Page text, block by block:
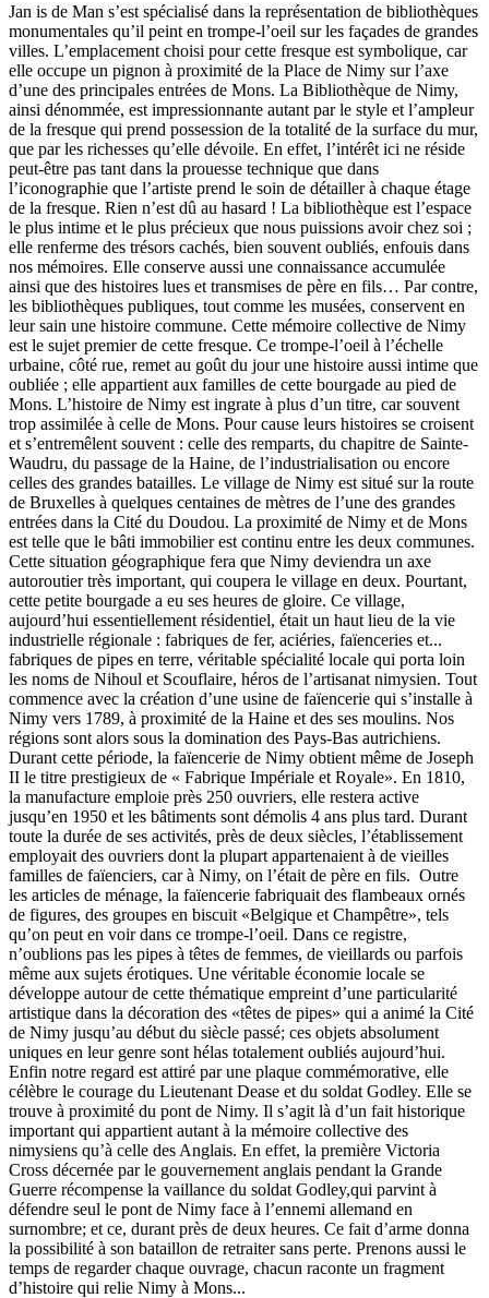
Jan is de Man s’est spécialisé dans la représentation de bibliothèques
monumentales qu’il peint en trompe-l’oeil sur les façades de grandes
villes. L’emplacement choisi pour cette fresque est symbolique, car
elle occupe un pignon à proximité de la Place de Nimy sur l’axe
d’une des principales entrées de Mons. La Bibliothèque de Nimy,
ainsi dénommée, est impressionnante autant par le style et l’ampleur
de la fresque qui prend possession de la totalité de la surface du mur,
que par les richesses qu’elle dévoile. En effet, l’intérêt ici ne réside
peut-être pas tant dans la prouesse technique que dans
l’iconographie que l’artiste prend le soin de détailler à chaque étage
de la fresque. Rien n’est dû au hasard ! La bibliothèque est l’espace
le plus intime et le plus précieux que nous puissions avoir chez soi ;
elle renferme des trésors cachés, bien souvent oubliés, enfouis dans
nos mémoires. Elle conserve aussi une connaissance accumulée
ainsi que des histoires lues et transmises de père en fils… Par contre,
les bibliothèques publiques, tout comme les musées, conservent en
leur sain une histoire commune. Cette mémoire collective de Nimy
est le sujet premier de cette fresque. Ce trompe-l’oeil à l’échelle
urbaine, côté rue, remet au goût du jour une histoire aussi intime que
oubliée ; elle appartient aux familles de cette bourgade au pied de
Mons. L’histoire de Nimy est ingrate à plus d’un titre, car souvent
trop assimilée à celle de Mons. Pour cause leurs histoires se croisent
et s’entremêlent souvent : celle des remparts, du chapitre de Sainte-
Waudru, du passage de la Haine, de l’industrialisation ou encore
celles des grandes batailles. Le village de Nimy est situé sur la route
de Bruxelles à quelques centaines de mètres de l’une des grandes
entrées dans la Cité du Doudou. La proximité de Nimy et de Mons
est telle que le bâti immobilier est continu entre les deux communes.
Cette situation géographique fera que Nimy deviendra un axe
autoroutier très important, qui coupera le village en deux. Pourtant,
cette petite bourgade a eu ses heures de gloire. Ce village,
aujourd’hui essentiellement résidentiel, était un haut lieu de la vie
industrielle régionale : fabriques de fer, aciéries, faïenceries et...
fabriques de pipes en terre, véritable spécialité locale qui porta loin
les noms de Nihoul et Scouflaire, héros de l’artisanat nimysien. Tout
commence avec la création d’une usine de faïencerie qui s’installe à
Nimy vers 1789, à proximité de la Haine et des ses moulins. Nos
régions sont alors sous la domination des Pays-Bas autrichiens.
Durant cette période, la faïencerie de Nimy obtient même de Joseph
II le titre prestigieux de « Fabrique Impériale et Royale». En 1810,
la manufacture emploie près 250 ouvriers, elle restera active
jusqu’en 1950 et les bâtiments sont démolis 4 ans plus tard. Durant
toute la durée de ses activités, près de deux siècles, l’établissement
employait des ouvriers dont la plupart appartenaient à de vieilles
familles de faïenciers, car à Nimy, on l’était de père en fils. Outre
les articles de ménage, la faïencerie fabriquait des flambeaux ornés
de figures, des groupes en biscuit «Belgique et Champêtre», tels
qu’on peut en voir dans ce trompe-l’oeil. Dans ce registre,
n’oublions pas les pipes à têtes de femmes, de vieillards ou parfois
même aux sujets érotiques. Une véritable économie locale se
développe autour de cette thématique empreint d’une particularité
artistique dans la décoration des «têtes de pipes» qui a animé la Cité
de Nimy jusqu’au début du siècle passé; ces objets absolument
uniques en leur genre sont hélas totalement oubliés aujourd’hui.
Enfin notre regard est attiré par une plaque commémorative, elle
célèbre le courage du Lieutenant Dease et du soldat Godley. Elle se
trouve à proximité du pont de Nimy. Il s’agit là d’un fait historique
important qui appartient autant à la mémoire collective des
nimysiens qu’à celle des Anglais. En effet, la première Victoria
Cross décernée par le gouvernement anglais pendant la Grande
Guerre récompense la vaillance du soldat Godley,qui parvint à
défendre seul le pont de Nimy face à l’ennemi allemand en
surnombre; et ce, durant près de deux heures. Ce fait d’arme donna
la possibilité à son bataillon de retraiter sans perte. Prenons aussi le
temps de regarder chaque ouvrage, chacun raconte un fragment
d’histoire qui relie Nimy à Mons...